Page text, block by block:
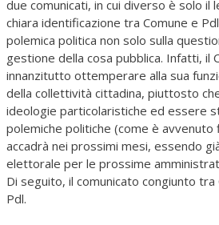
due comunicati, in cui diverso è solo il
chiara identificazione tra Comune e
polemica politica non solo sulla
gestione della cosa pubblica. Infatti, il
innanzitutto ottemperare alla sua
della collettività cittadina, piuttosto
ideologie particolaristiche ed essere
polemiche politiche (come è avvenuto
accadrà nei prossimi mesi, essendo
elettorale per le prossime
Di seguito, il comunicato congiunto
Pdl.